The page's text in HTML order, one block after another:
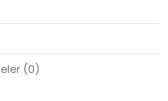
(0)